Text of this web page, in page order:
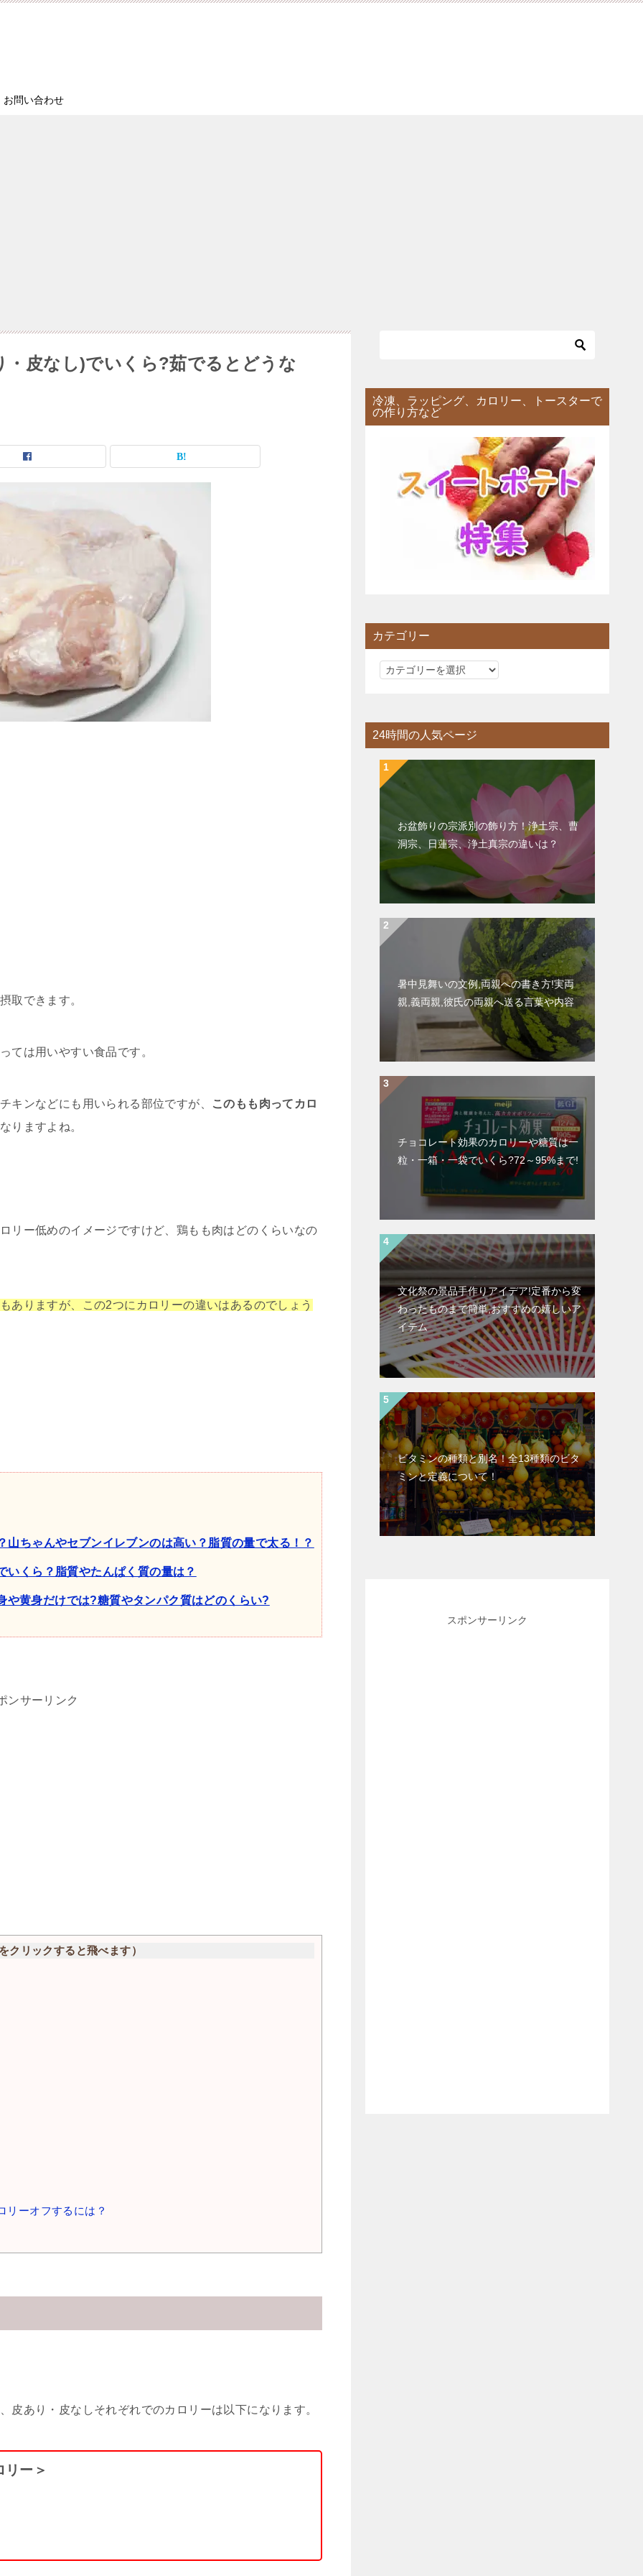
お問い合わせ
皮なし)でいくら?茹でるとどうな
取できます。
ては用いやすい食品です。
キンなどにも用いられる部位ですが、
このもも肉ってカロ
りますよね。
リー低めのイメージですけど、鶏もも肉はどのくらいなの
ありますが、この2つにカロリーの違いはあるのでしょう
ちゃんやセブンイレブンのは高い？脂質の量で太る！？
いくら？脂質やたんぱく質の量は？
黄身だけでは?糖質やタンパク質はどのくらい?
ンサーリンク
クリックすると飛べます）
ーオフするには？
皮あり・皮なしそれぞれでのカロリーは以下になります。
ー＞
冷凍、ラッピング、カロリー、トースターで
の作り方など
カテゴリー
カ
リ
ー
24時間の人気ページ
お盆飾りの宗派別の飾り方！浄土宗、曹
洞宗、日蓮宗、浄土真宗の違いは？
暑中見舞いの文例,両親への書き方!実両
親,義両親,彼氏の両親へ送る言葉や内容
チョコレート効果のカロリーや糖質は一
粒・一箱・一袋でいくら?72～95%まで!
文化祭の景品手作りアイデア!定番から変
わったものまで簡単,おすすめの嬉しいア
イテム
ビタミンの種類と別名！全13種類のビタ
ミンと定義について！
スポンサーリンク